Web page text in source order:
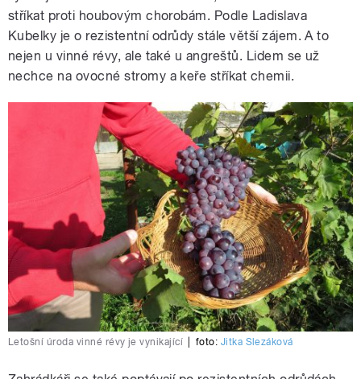
stříkat proti houbovým chorobám. Podle Ladislava
Kubelky je o rezistentní odrůdy stále větší zájem. A to
nejen u vinné révy, ale také u angreštů. Lidem se už
nechce na ovocné stromy a keře stříkat chemii.
Letošní úroda vinné révy je vynikající foto: Jitka Slezáková